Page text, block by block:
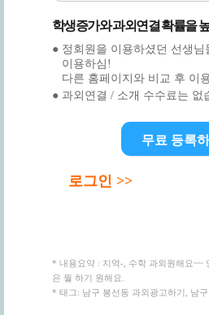
학생증가와 과외연결 확률을
● 정회원을 이용하셨던 선생님
이용하심!
다른 홈페이지와 비교 후 이
● 과외연결 / 소개 수수료는 없
무료 등록하
로그인 >>
* 내용요약 : 지역-, 수학 과외원해요~~
은 월 하기 원해요.
* 태그: 남구 봉선동 과외광고하기, 남